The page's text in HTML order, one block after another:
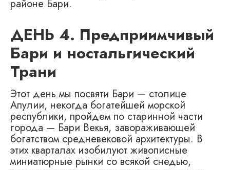
районе Бари.
ДЕНЬ 4. Предприимчивый
Бари и ностальгический
Трани
Этот день мы посвяти Бари — столице
Апулии, некогда богатейшей морской
республики, пройдем по старинной части
города — Бари Векья, завораживающей
богатством средневековой архитектуры. В
этих кварталах изобилуют живописные
миниатюрные рынки со всякой снедью,